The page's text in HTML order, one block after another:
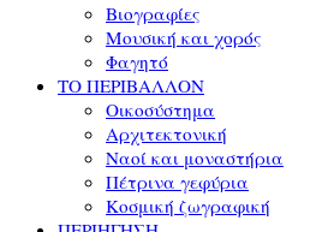
Βιογραφίες
Μουσική και χορός
Φαγητό
ΤΟ ΠΕΡΙΒΑΛΛΟΝ
Οικοσύστημα
Αρχιτεκτονική
Ναοί και μοναστήρια
Πέτρινα γεφύρια
Κοσμική ζωγραφική